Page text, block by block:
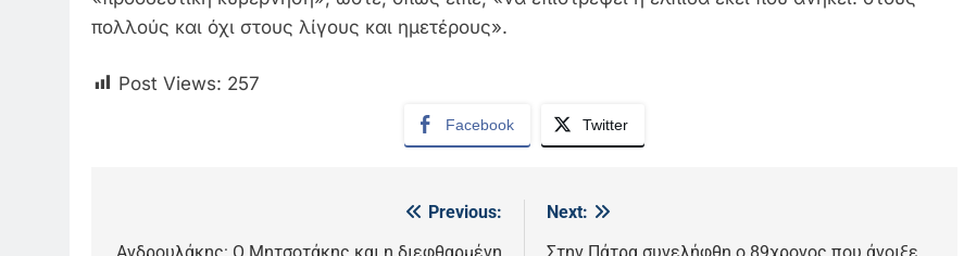
πολλούς και όχι στους λίγους και ημετέρους».
Post Views: 257
Facebook Twitter
Previous:
Next: